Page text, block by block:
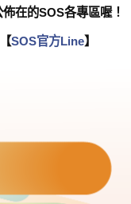
在的SOS各專區喔！
SOS官方Line】